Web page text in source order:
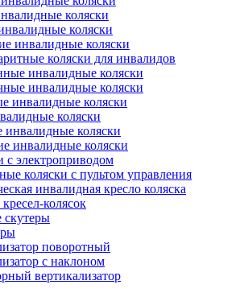
коляски
коляски
инвалидные коляски
коляски для инвалидов
инвалидные коляски
инвалидные коляски
инвалидные коляски
коляски
коляски
инвалидные коляски
с электроприводом
коляски с пультом управления
инвалидная кресло коляска
колясок
скутеры
поворотный
с наклоном
вертикализатор